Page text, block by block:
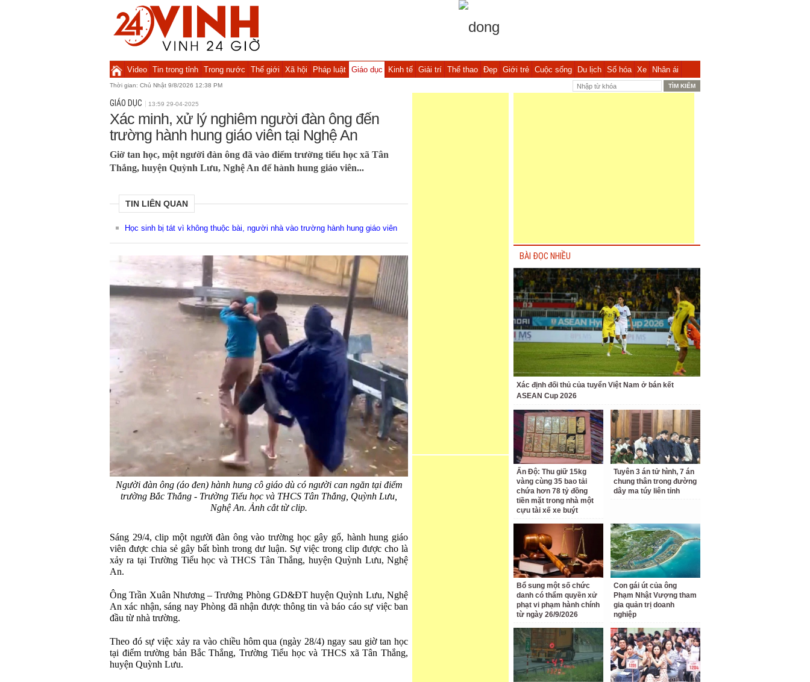
Video Tin trong tỉnh Trong nước Thế giới Xã hội Pháp luật Giáo dục Kinh tế Giải trí Thể thao Đẹp Giới trẻ Cuộc sống Du lịch Số hóa Xe Nhân ái
Thời gian: Chủ Nhật 9/8/2026 12:38 PM
GIÁO DỤC 13:59 29-04-2025
Xác minh, xử lý nghiêm người đàn ông đến
trường hành hung giáo viên tại Nghệ An
Giờ tan học, một người đàn ông đã vào điểm trường tiểu học xã Tân
Thắng, huyện Quỳnh Lưu, Nghệ An để hành hung giáo viên...
TIN LIÊN QUAN
Học sinh bị tát vì không thuộc bài, người nhà vào trường hành hung giáo viên
Người đàn ông (áo đen) hành hung cô giáo dù có người can ngăn tại điểm
trường Bắc Thắng - Trường Tiểu học và THCS Tân Thắng, Quỳnh Lưu,
Nghệ An. Ảnh cắt từ clip.
Sáng 29/4, clip một người đàn ông vào trường học gây gổ, hành hung giáo
viên được chia sẻ gây bất bình trong dư luận. Sự việc trong clip được cho là
xảy ra tại Trường Tiểu học và THCS Tân Thắng, huyện Quỳnh Lưu, Nghệ
An.
Ông Trần Xuân Nhương – Trưởng Phòng GD&ĐT huyện Quỳnh Lưu, Nghệ
An xác nhận, sáng nay Phòng đã nhận được thông tin và báo cáo sự việc ban
đầu từ nhà trường.
Theo đó sự việc xảy ra vào chiều hôm qua (ngày 28/4) ngay sau giờ tan học
tại điểm trường bản Bắc Thắng, Trường Tiểu học và THCS xã Tân Thắng,
huyện Quỳnh Lưu.
BÀI ĐỌC NHIỀU
Xác định đối thủ của tuyển Việt Nam ở bán kết
ASEAN Cup 2026
Ấn Độ: Thu giữ 15kg
vàng cùng 35 bao tải
chứa hơn 78 tỷ đồng
tiền mặt trong nhà một
cựu tài xế xe buýt
Tuyên 3 án tử hình, 7 án
chung thân trong đường
dây ma túy liên tỉnh
Bổ sung một số chức
danh có thẩm quyền xử
phạt vi phạm hành chính
từ ngày 26/9/2026
Con gái út của ông
Phạm Nhật Vượng tham
gia quản trị doanh
nghiệp